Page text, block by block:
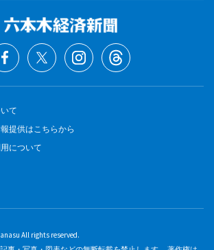
て
提供はこちらから
について
All rights reserved.